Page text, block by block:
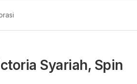
Syariah, Spin